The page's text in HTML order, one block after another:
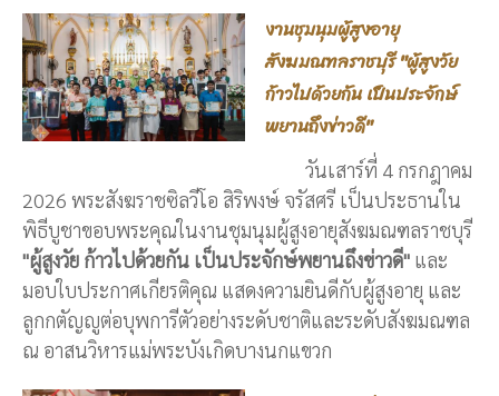
งานชุมนุมผู้สูงอายุ
สังฆมณฑลราชบุรี "ผู้สูงวัย
ก้าวไปด้วยกัน เป็นประจักษ์
พยานถึงข่าวดี"
วันเสาร์ที่ 4 กรกฎาคม
2026 พระสังฆราชซิลวีโอ สิริพงษ์ จรัสศรี เป็นประธานใน
พิธีบูชาขอบพระคุณในงานชุมนุมผู้สูงอายุสังฆมณฑลราชบุรี
"ผู้สูงวัย ก้าวไปด้วยกัน เป็นประจักษ์พยานถึงข่าวดี" และ
มอบใบประกาศเกียรติคุณ แสดงความยินดีกับผู้สูงอายุ และ
ลูกกตัญญูต่อบุพการีตัวอย่างระดับชาติและระดับสังฆมณฑล
ณ อาสนวิหารแม่พระบังเกิดบางนกแขวก